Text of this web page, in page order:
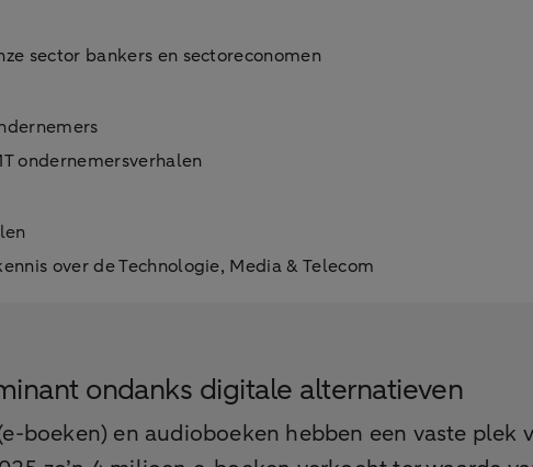
sector bankers en sectoreconomen
ondernemersverhalen
over de Technologie, Media & Telecom
ondanks digitale alternatieven
boeken) en audioboeken hebben een vaste